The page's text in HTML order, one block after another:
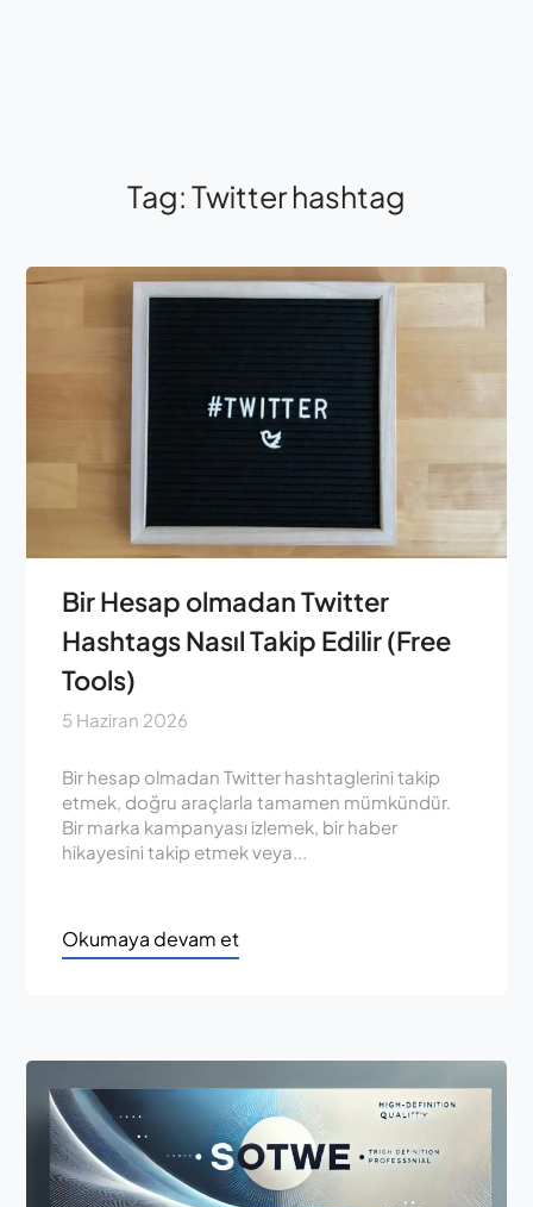
Tag:Twitter hashtag
Bir Hesap olmadan Twitter
Hashtags Nasıl Takip Edilir (Free
Tools)
5 Haziran 2026
Bir hesap olmadan Twitter hashtaglerini takip
etmek, doğru araçlarla tamamen mümkündür.
Bir marka kampanyası izlemek, bir haber
hikayesini takip etmek veya...
Okumaya devam et